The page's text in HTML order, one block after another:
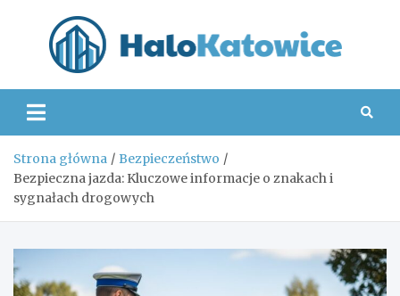
Strona główna
Bezpieczeństwo
Bezpieczna jazda: Kluczowe informacje o znakach i
sygnałach drogowych